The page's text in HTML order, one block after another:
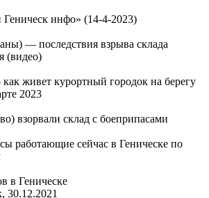
инфо» (14-4-2023)
— последствия взрыва склада
(видео)
живет курортный городок на берегу
2023
взорвали склад с боеприпасами
работающие сейчас в Геническе по
в Геническе
30.12.2021